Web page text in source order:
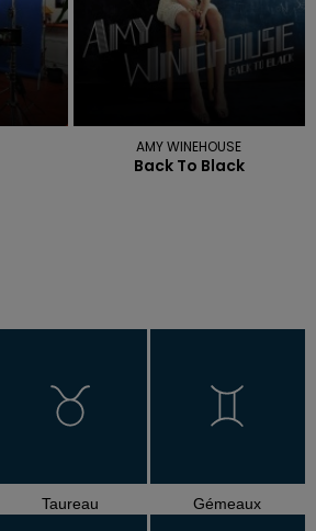
AMY WINEHOUSE
Back To Black
Taureau Gémeaux